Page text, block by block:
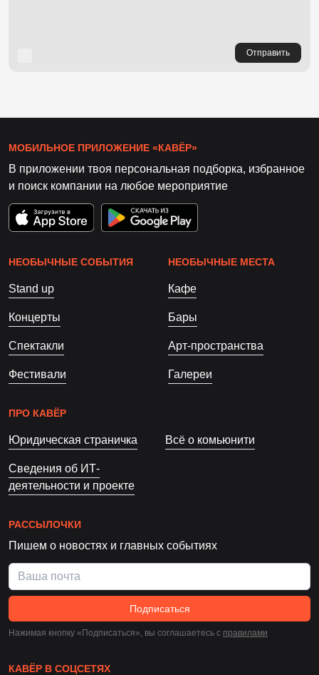
Отправить
МОБИЛЬНОЕ ПРИЛОЖЕНИЕ «КАВЁР»
В приложении твоя персональная подборка, избранное
и поиск компании на любое мероприятие
НЕОБЫЧНЫЕ СОБЫТИЯ
Stand up
Концерты
Спектакли
Фестивали
НЕОБЫЧНЫЕ МЕСТА
Кафе
Бары
Арт-пространства
Галереи
ПРО КАВЁР
Юридическая страничка Всё о комьюнити
Сведения об ИТ-
деятельности и проекте
РАССЫЛОЧКИ
Пишем о новостях и главных событиях
Подписаться
Нажимая кнопку «Подписаться», вы соглашаетесь c правилами
КАВЁР В СОЦСЕТЯХ